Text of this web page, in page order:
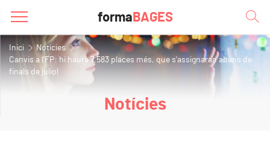
forma BAGES
Inici
Notícies
Canvis a l'FP: hi haurà 7.583 places més, que s'assignaran abans de
finals de juliol
Notícies